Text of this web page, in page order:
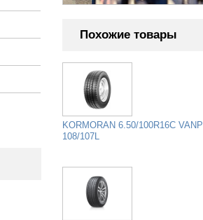
Похожие товары
KORMORAN 6.50/100R16C
108/107L